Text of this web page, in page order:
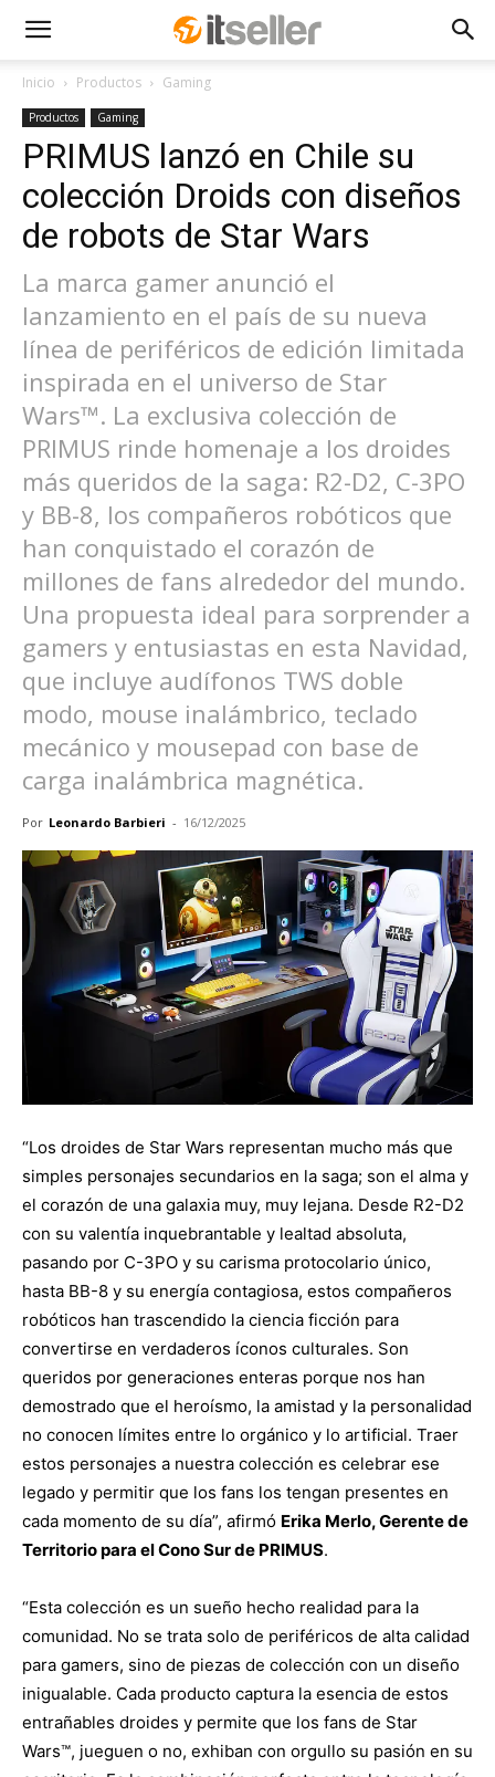
Inicio Productos Gaming
Productos Gaming
PRIMUS lanzó en Chile su
colección Droids con diseños
de robots de Star Wars
La marca gamer anunció el
lanzamiento en el país de su nueva
línea de periféricos de edición limitada
inspirada en el universo de Star
Wars™. La exclusiva colección de
PRIMUS rinde homenaje a los droides
más queridos de la saga: R2-D2, C-3PO
y BB-8, los compañeros robóticos que
han conquistado el corazón de
millones de fans alrededor del mundo.
Una propuesta ideal para sorprender a
gamers y entusiastas en esta Navidad,
que incluye audífonos TWS doble
modo, mouse inalámbrico, teclado
mecánico y mousepad con base de
carga inalámbrica magnética.
Por Leonardo Barbieri - 16/12/2025
“Los droides de Star Wars representan mucho más que
simples personajes secundarios en la saga; son el alma y
el corazón de una galaxia muy, muy lejana. Desde R2-D2
con su valentía inquebrantable y lealtad absoluta,
pasando por C-3PO y su carisma protocolario único,
hasta BB-8 y su energía contagiosa, estos compañeros
robóticos han trascendido la ciencia ficción para
convertirse en verdaderos íconos culturales. Son
queridos por generaciones enteras porque nos han
demostrado que el heroísmo, la amistad y la personalidad
no conocen límites entre lo orgánico y lo artificial. Traer
estos personajes a nuestra colección es celebrar ese
legado y permitir que los fans los tengan presentes en
cada momento de su día”, afirmó Erika Merlo, Gerente de
Territorio para el Cono Sur de PRIMUS.
“Esta colección es un sueño hecho realidad para la
comunidad. No se trata solo de periféricos de alta calidad
para gamers, sino de piezas de colección con un diseño
inigualable. Cada producto captura la esencia de estos
entrañables droides y permite que los fans de Star
Wars™, jueguen o no, exhiban con orgullo su pasión en su